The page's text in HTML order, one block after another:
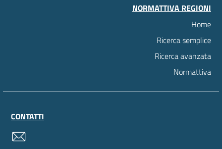
NORMATTIVA REGIONI
Home
Ricerca semplice
Ricerca avanzata
Normattiva
CONTATTI